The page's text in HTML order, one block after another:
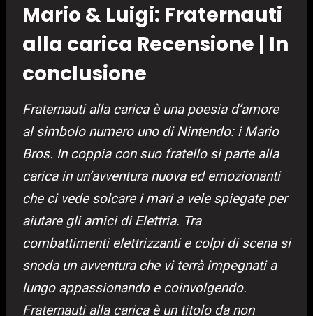
Mario & Luigi: Fraternauti
alla carica Recensione | In
conclusione
Fraternauti alla carica è una poesia d’amore
al simbolo numero uno di Nintendo: i Mario
Bros. In coppia con suo fratello si parte alla
carica in un’avventura nuova ed emozionanti
che ci vede solcare i mari a vele spiegate per
aiutare gli amici di Elettria. Tra
combattimenti elettrizzanti e colpi di scena si
snoda un avventura che vi terrà impegnati a
lungo appassionando e coinvolgendo.
Fraternauti alla carica è un titolo da non